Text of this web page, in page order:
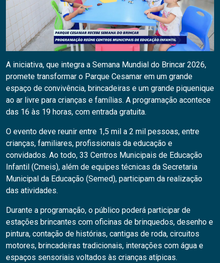
A iniciativa, que integra a Semana Mundial do Brincar 2026,
promete transformar o Parque Cesamar em um grande
espaço de convivência, brincadeiras e um grande piquenique
ao ar livre para crianças e famílias. A programação acontece
das 16 às 19 horas, com entrada gratuita.
O evento deve reunir entre 1,5 mil a 2 mil pessoas, entre
crianças, familiares, profissionais da educação e
convidados. Ao todo, 33 Centros Municipais de Educação
Infantil (Cmeis), além de equipes técnicas da Secretaria
Municipal da Educação (Semed), participam da realização
das atividades.
Durante a programação, o público poderá participar de
estações brincantes com oficinas de brinquedos, desenho e
pintura, contação de histórias, cantigas de roda, circuitos
motores, brincadeiras tradicionais, interações com água e
espaços sensoriais voltados às crianças atípicas.